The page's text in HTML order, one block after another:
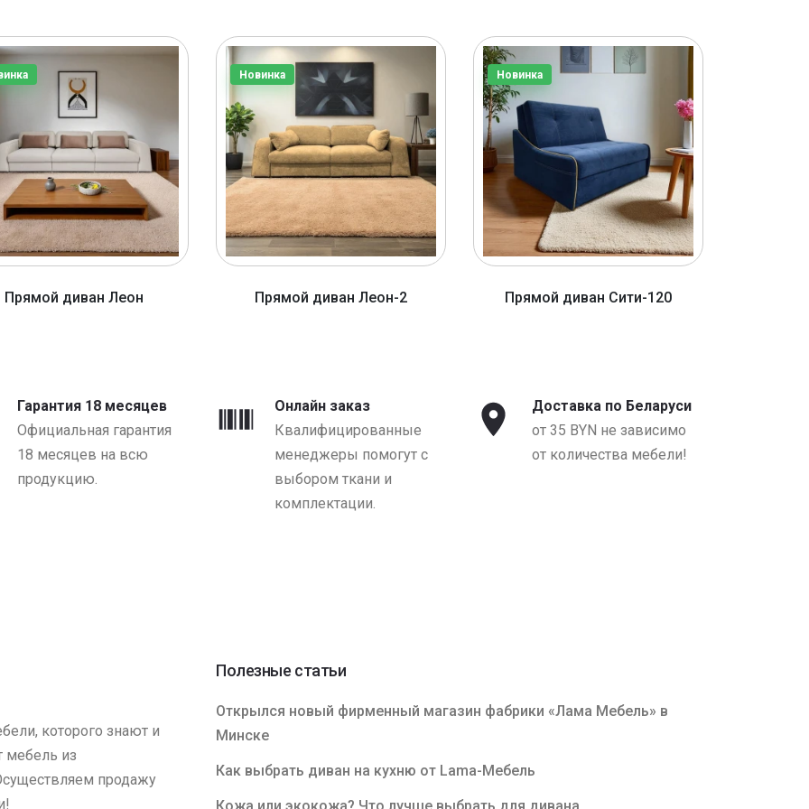
Прямой диван Леон
Новинка
Прямой диван Леон-2
Новинка
Прямой диван Сити-120
Гарантия 18 месяцев
Официальная гарантия
18 месяцев на всю
продукцию.
Онлайн заказ
Квалифицированные
менеджеры помогут с
выбором ткани и
комплектации.
Доставка по Беларуси
от 35 BYN не зависимо
от количества мебели!
которого знают и
мебель из
продажу
Полезные статьи
Открылся новый фирменный магазин фабрики «Лама Мебель» в
Минске
Как выбрать диван на кухню от Lama-Мебель